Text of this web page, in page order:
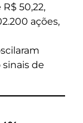
50,22,
ações,
sinais de